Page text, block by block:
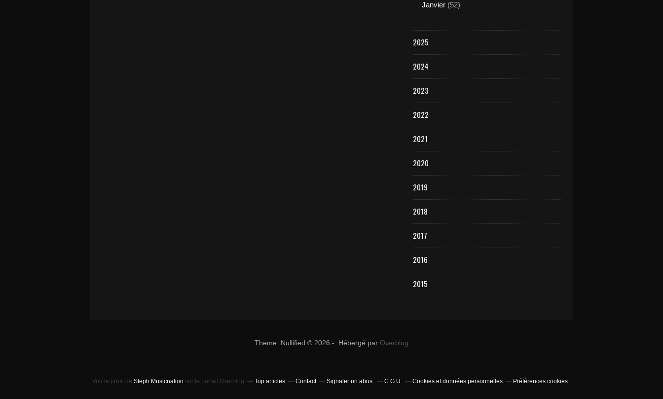
Janvier (52)
2025
2024
2023
2022
2021
2020
2019
2018
2017
2016
2015
Theme: Nullified © 2026 - Hébergé par Overblog
Voir le profil de Steph Musicnation sur le portail Overblog Top articles Contact Signaler un abus C.G.U. Cookies et données personnelles Préférences cookies